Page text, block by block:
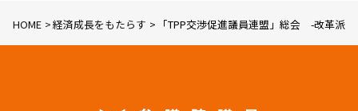
HOME 経済成長をもたらす 「TPP交渉促進議員連盟」総会 -改革派